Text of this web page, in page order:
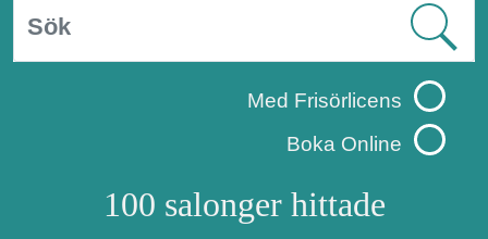
Med Frisörlicens
Boka Online
100 salonger hittade